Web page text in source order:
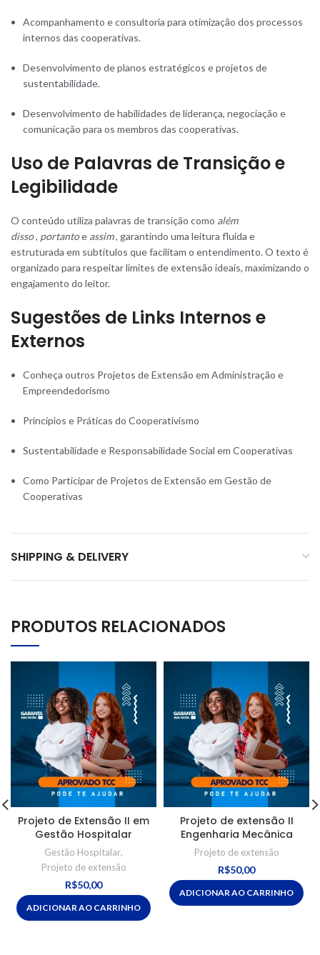
Acompanhamento e consultoria para otimização dos processos
internos das cooperativas.
Desenvolvimento de planos estratégicos e projetos de
sustentabilidade.
Desenvolvimento de habilidades de liderança, negociação e
comunicação para os membros das cooperativas.
Uso de Palavras de Transição e
Legibilidade
O conteúdo utiliza palavras de transição como além
disso, portantoe assim, garantindo uma leitura fluida e
estruturada em subtítulos que facilitam o entendimento. O texto é
organizado para respeitar limites de extensão ideais, maximizando o
engajamento do leitor.
Sugestões de Links Internos e
Externos
Conheça outros Projetos de Extensão em Administração e
Empreendedorismo
Princípios e Práticas do Cooperativismo
Sustentabilidade e Responsabilidade Social em Cooperativas
Como Participar de Projetos de Extensão em Gestão de
Cooperativas
SHIPPING & DELIVERY
PRODUTOS RELACIONADOS
Projeto de Extensão II em
Gestão Hospitalar
Gestão Hospitalar,
Projeto de extensão
R$50,00
ADICIONAR AO CARRINHO
Projeto de extensão II
Engenharia Mecânica
Projeto de extensão
R$50,00
ADICIONAR AO CARRINHO